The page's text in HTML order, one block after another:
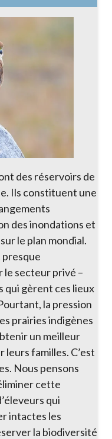
des réservoirs de
Ils constituent une
des inondations et
le plan mondial.
presque
secteur privé –
qui gèrent ces lieux
la pression
prairies indigènes
un meilleur
familles. C’est
Nous pensons
cette
qui
intactes les
la biodiversité